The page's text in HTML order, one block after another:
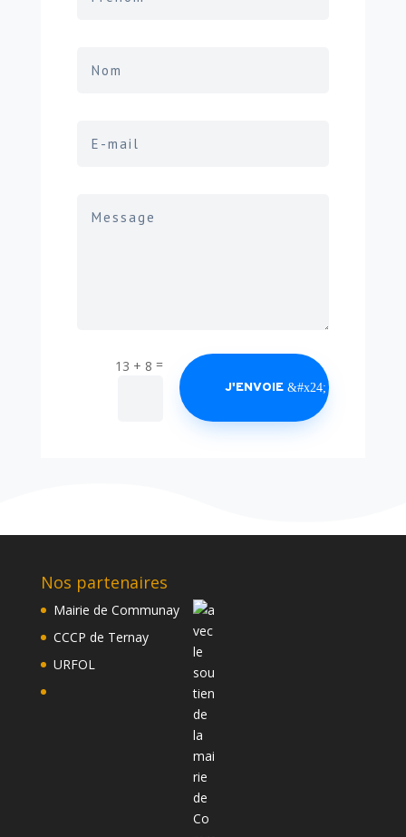
13 + 8 =
J'ENVOIE
Nos partenaires
Mairie de Communay
CCCP de Ternay
URFOL